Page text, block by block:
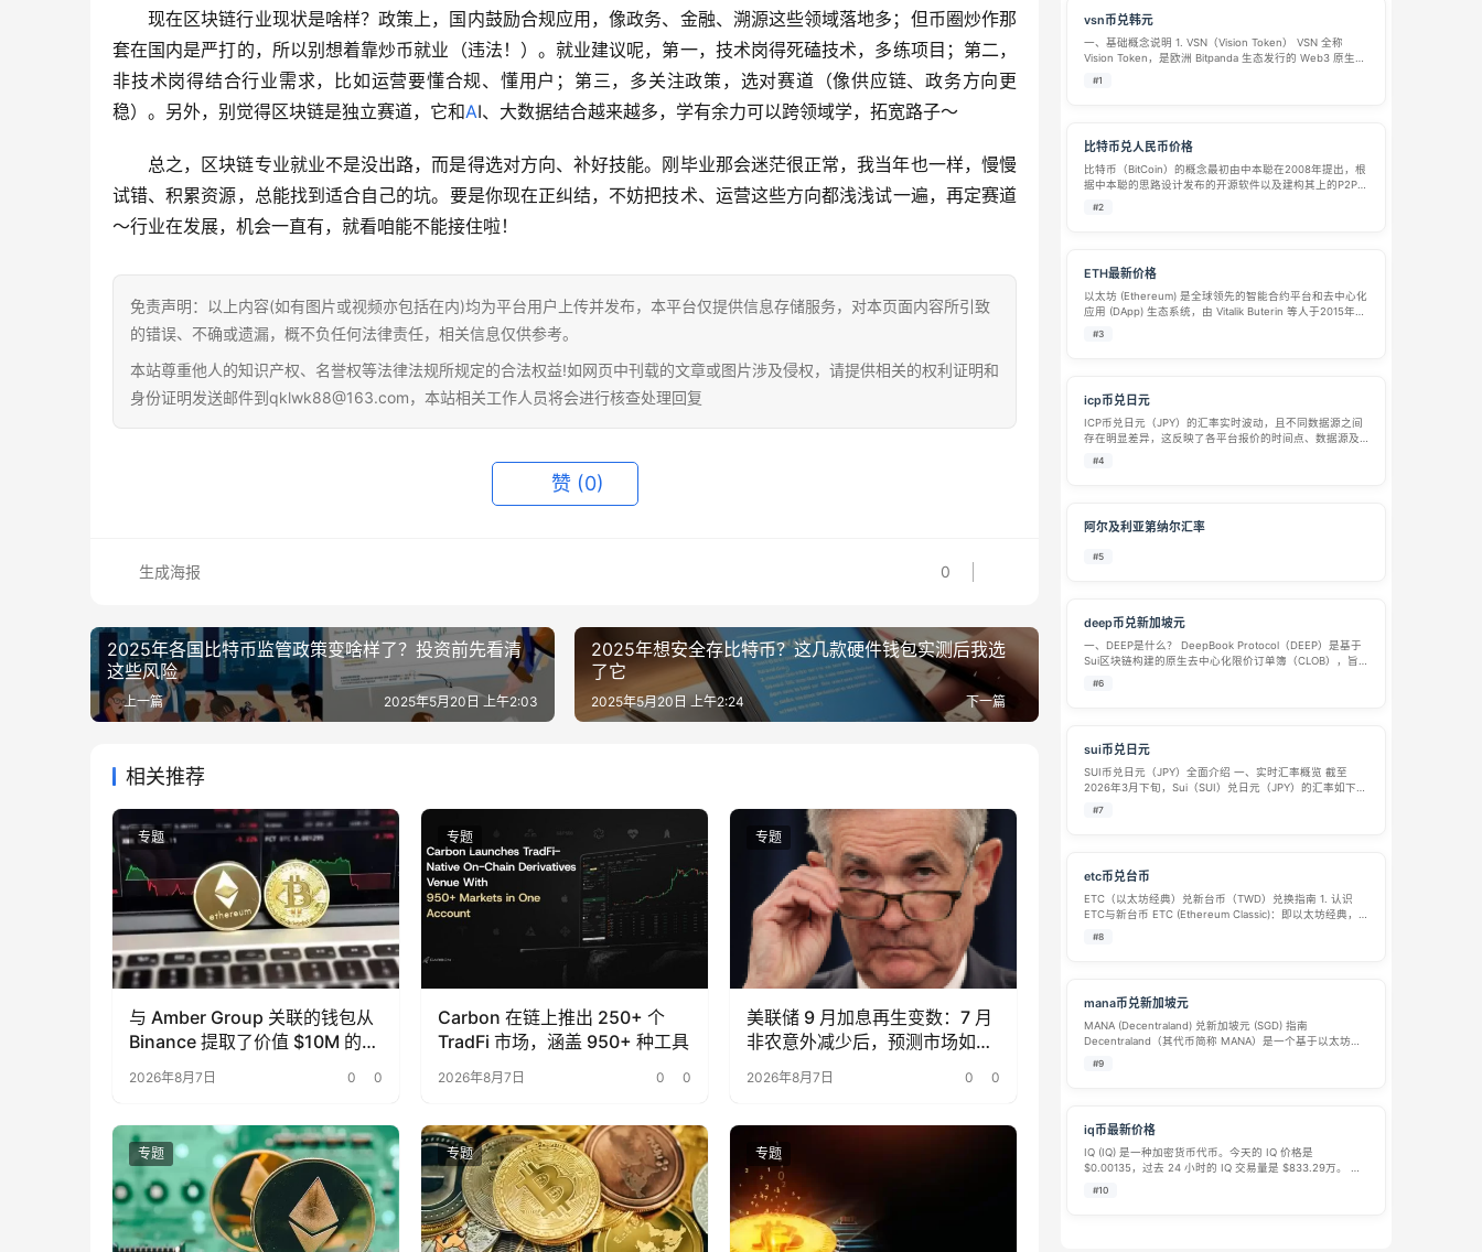
现在区块链行业现状是啥样？政策上，国内鼓励合规应用，像政务、金融、溯源这些领域落地多；但币圈炒作那
套在国内是严打的，所以别想着靠炒币就业（违法！）。就业建议呢，第一，技术岗得死磕技术，多练项目；第二，
非技术岗得结合行业需求，比如运营要懂合规、懂用户；第三，多关注政策，选对赛道（像供应链、政务方向更
稳）。另外，别觉得区块链是独立赛道，它和AI、大数据结合越来越多，学有余力可以跨领域学，拓宽路子～
总之，区块链专业就业不是没出路，而是得选对方向、补好技能。刚毕业那会迷茫很正常，我当年也一样，慢慢
试错、积累资源，总能找到适合自己的坑。要是你现在正纠结，不妨把技术、运营这些方向都浅浅试一遍，再定赛道
～行业在发展，机会一直有，就看咱能不能接住啦！
免责声明：以上内容(如有图片或视频亦包括在内)均为平台用户上传并发布，本平台仅提供信息存储服务，对本页面内容所引致
的错误、不确或遗漏，概不负任何法律责任，相关信息仅供参考。
本站尊重他人的知识产权、名誉权等法律法规所规定的合法权益!如网页中刊载的文章或图片涉及侵权，请提供相关的权利证明和
身份证明发送邮件到qklwk88@163.com，本站相关工作人员将会进行核查处理回复
赞 (0)
0
生成海报
2025年各国比特币监管政策变啥样了？投资前先看清
这些风险
上一篇 2025年5月20日 上午2:03
2025年想安全存比特币？这几款硬件钱包实测后我选
了它
下一篇
2025年5月20日 上午2:24
相关推荐
专题
与 Amber Group 关联的钱包从
Binance 提取了价值 $10M 的
ENA、AAVE、ETH、BNB 和
LINK。
2026年8月7日 0 0
专题
Carbon 在链上推出 250+ 个
TradFi 市场，涵盖 950+ 种工具
2026年8月7日 0 0
专题
美联储 9 月加息再生变数：7 月
非农意外减少后，预测市场如何
重新定价？
2026年8月7日 0 0
专题 专题 专题
vsn币兑韩元
一、基础概念说明 1. VSN（Vision Token） VSN 全称
Vision Token，是欧洲 Bitpanda 生态发行的 Web3 原生通
证（ERC-20 代币），由原有 BEST、PAN 代币合并升级而
#1
比特币兑人民币价格
比特币（BitCoin）的概念最初由中本聪在2008年提出，根
据中本聪的思路设计发布的开源软件以及建构其上的P2P网
络。比特币是一种P2P形式的数字货币。点对点的传输意味
#2
ETH最新价格
以太坊 (Ethereum) 是全球领先的智能合约平台和去中心化
应用 (DApp) 生态系统，由 Vitalik Buterin 等人于2015年创
建。作为比特币之后最重要的区块链创新，以太坊引入了
#3
icp币兑日元
ICP币兑日元（JPY）的汇率实时波动，且不同数据源之间
存在明显差异，这反映了各平台报价的时间点、数据源及
手续费结构的区别。截至2026年4月，1个ICP的价值大约
#4
阿尔及利亚第纳尔汇率
#5
deep币兑新加坡元
一、DEEP是什么？ DeepBook Protocol（DEEP）是基于
Sui区块链构建的原生去中心化限价订单簿（CLOB），旨
在为数字资产提供深度、机构级的流动性。你可以把它理
#6
sui币兑日元
SUI币兑日元（JPY）全面介绍 一、实时汇率概览 截至
2026年3月下旬，Sui（SUI）兑日元（JPY）的汇率如下：
SUI数量 日元价值 (JPY) 1 SUI ≈ ¥149 – ¥153 5 SUI ≈ ¥745
#7
etc币兑台币
ETC（以太坊经典）兑新台币（TWD）兑换指南 1. 认识
ETC与新台币 ETC (Ethereum Classic)：即以太坊经典，
是一种去中心化的加密货币。它是由于以太坊社区理念分
#8
mana币兑新加坡元
MANA (Decentraland) 兑新加坡元 (SGD) 指南
Decentraland（其代币简称 MANA）是一个基于以太坊区
块链的虚拟现实平台。在该平台中，用户可以购买、开发
#9
iq币最新价格
IQ (IQ) 是一种加密货币代币。今天的 IQ 价格是
$0.00135，过去 24 小时的 IQ 交易量是 $833.29万。 今
天的 IQ开盘价为 0.00112，目前其价格较开盘价下跌了
#10